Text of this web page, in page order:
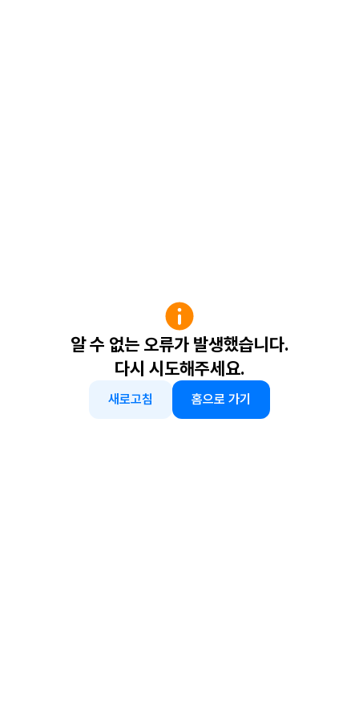
알 수 없는 오류가 발생했습니다.
다시 시도해주세요.
새로고침 홈으로 가기